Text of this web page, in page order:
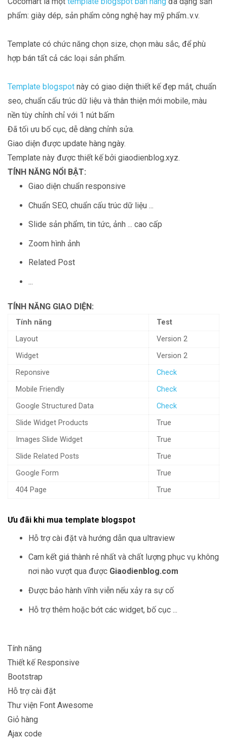
phẩm: giày dép, sản phẩm công nghệ hay mỹ phẩm..v.v.
Template có chức năng chọn size, chọn màu sắc, để phù
hợp bán tất cả các loại sản phẩm.
Template blogspot này có giao diện thiết kế đẹp mắt, chuẩn
seo, chuẩn cấu trúc dữ liệu và thân thiện mới mobile, màu
nền tùy chỉnh chỉ với 1 nút bấm
Đã tối ưu bố cục, dễ dàng chỉnh sửa.
Giao diện được update hàng ngày.
Template này được thiết kế bởi giaodienblog.xyz.
TÍNH NĂNG NỔI BẬT:
Giao diện chuẩn responsive
Chuẩn SEO, chuẩn cấu trúc dữ liệu ...
Slide sản phẩm, tin tức, ảnh ... cao cấp
Zoom hình ảnh
Related Post
...
TÍNH NĂNG GIAO DIỆN:
Tính năng
Test
Layout
Version 2
Widget
Version 2
Reponsive
Check
Mobile Friendly
Check
Google Structured Data
Check
Slide Widget Products
True
Images Slide Widget
True
Slide Related Posts
True
Google Form
True
404 Page
True
Ưu đãi khi mua template blogspot
Hỗ trợ cài đặt và hướng dẫn qua ultraview
Cam kết giá thành rẻ nhất và chất lượng phục vụ không
nơi nào vượt qua được Giaodienblog.com
Được bảo hành vĩnh viễn nếu xảy ra sự cố
Hỗ trợ thêm hoặc bớt các widget, bố cục ...
Tính năng
Thiết kế Responsive
Bootstrap
Hỗ trợ cài đặt
Thư viện Font Awesome
Giỏ hàng
Ajax code